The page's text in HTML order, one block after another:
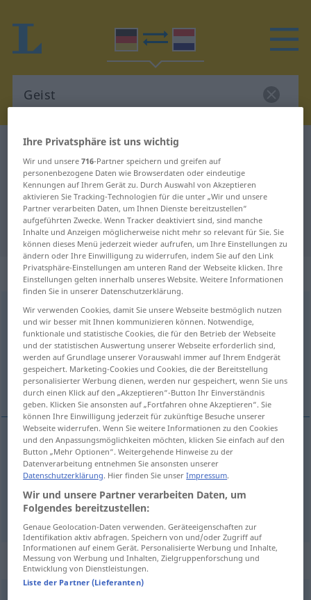
Deutsch-Niederländisch Wörterbuch
Deutsch-Niederländisch
Übersetzung für "Geist"
"Geist" Niederländisch Übersetzung
„Geist“: Maskulinum, männlich
Geistm <-(e)s;-er>
Übersicht aller Übersetzungen
(Für mehr Details die Übersetzung anklicken/antippen)
geest, esprit
geest Geist a.Spuketc
esprit Geist Witzigkeit besonders
Synonyme für "Geist"
Ihre Privatsphäre ist uns wichtig
Wir und unsere716-Partner speichern und greifen auf
personenbezogene Daten wie Browserdaten oder eindeutige
Kennungen auf Ihrem Gerät zu. Durch Auswahl von Akzeptieren
aktivieren Sie Tracking-Technologien für die unter „Wir und unsere
Partner verarbeiten Daten, um Ihnen Dienste bereitzustellen“
aufgeführten Zwecke. Wenn Tracker deaktiviert sind, sind manche
Inhalte und Anzeigen möglicherweise nicht mehr so relevant für Sie. Sie
können dieses Menü jederzeit wieder aufrufen, um Ihre Einstellungen zu
ändern oder Ihre Einwilligung zu widerrufen, indem Sie auf den Link
Privatsphäre-Einstellungen am unteren Rand der Webseite klicken. Ihre
Einstellungen gelten innerhalb unseres Website. Weitere Informationen
finden Sie in unserer Datenschutzerklärung.
Wir verwenden Cookies, damit Sie unsere Webseite bestmöglich nutzen
und wir besser mit Ihnen kommunizieren können. Notwendige,
funktionale und statistische Cookies, die für den Betrieb der Webseite
und der statistischen Auswertung unserer Webseite erforderlich sind,
werden auf Grundlage unserer Vorauswahl immer auf Ihrem Endgerät
gespeichert. Marketing-Cookies und Cookies, die der Bereitstellung
personalisierter Werbung dienen, werden nur gespeichert, wenn Sie uns
durch einen Klick auf den „Akzeptieren“-Button Ihr Einverständnis
geben. Klicken Sie ansonsten auf „Fortfahren ohne Akzeptieren“. Sie
können Ihre Einwilligung jederzeit für zukünftige Besuche unserer
Webseite widerrufen. Wenn Sie weitere Informationen zu den Cookies
und den Anpassungsmöglichkeiten möchten, klicken Sie einfach auf den
Button „Mehr Optionen“. Weitergehende Hinweise zu der
Datenverarbeitung entnehmen Sie ansonsten unserer
Datenschutzerklärung. Hier finden Sie unserImpressum.
Wir und unsere Partner verarbeiten Daten, um
Folgendes bereitzustellen:
Genaue Geolocation-Daten verwenden. Geräteeigenschaften zur
Identifikation aktiv abfragen. Speichern von und/oder Zugriff auf
Informationen auf einem Gerät. Personalisierte Werbung und Inhalte,
Messung von Werbung und Inhalten, Zielgruppenforschung und
Entwicklung von Dienstleistungen.
Liste der Partner (Lieferanten)